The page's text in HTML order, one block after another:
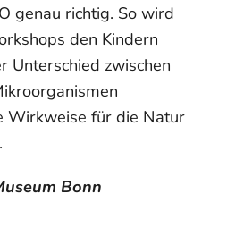
genau richtig. So wird
den Kindern
Unterschied zwischen
Wirkweise für die Natur
Bonn